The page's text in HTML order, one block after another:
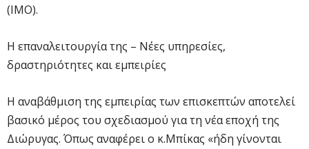
(IMO).
Η επαναλειτουργία της – Νέες υπηρεσίες,
δραστηριότητες και εμπειρίες
Η αναβάθμιση της εμπειρίας των επισκεπτών αποτελεί
βασικό μέρος του σχεδιασμού για τη νέα εποχή της
Διώρυγας. Όπως αναφέρει ο κ.Μπίκας «ήδη γίνονται